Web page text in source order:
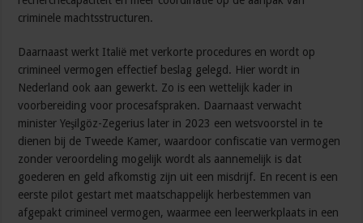
criminele machtsstructuren.
Daarnaast werkt Italië met verkorte procedures en wordt op
crimineel vermogen effectief beslag gelegd. Hier wordt in
Nederland ook aan gewerkt. Zo is een wettelijk kader in
voorbereiding voor procesafspraken. Daarnaast verwacht
minister Yeşilgöz-Zegerius later in 2023 een wetsvoorstel in te
dienen bij de Tweede Kamer, waardoor confiscatie van vermogen
zonder veroordeling mogelijk wordt als aannemelijk is dat
goederen en geld afkomstig zijn uit een misdrijf. En recent is een
eerste pilot gestart met maatschappelijk herbestemmen van
afgepakt crimineel vermogen, waarmee een leerwerkplaats in een